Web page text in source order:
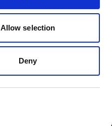
Allow selection
Deny